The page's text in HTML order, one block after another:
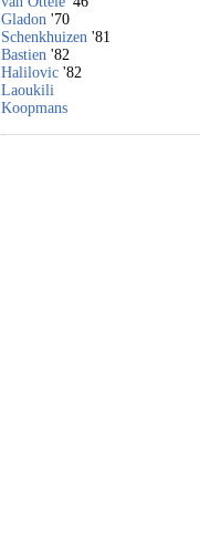
Gladon'70
Schenkhuizen'81
Bastien'82
Halilovic'82
Laoukili
Koopmans